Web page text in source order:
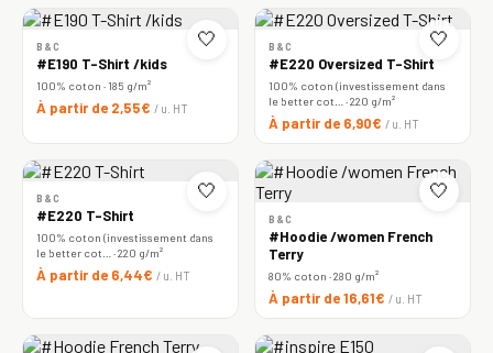
🤍
B&C
#E190 T-Shirt /kids
100% coton · 185 g/m²
À partir de 2,55€ / u. HT
🤍
B&C
#E220 Oversized T-Shirt
100% coton (investissement dans
le better cot… · 220 g/m²
À partir de 6,90€ / u. HT
🤍
B&C
#E220 T-Shirt
100% coton (investissement dans
le better cot… · 220 g/m²
À partir de 6,44€ / u. HT
🤍
B&C
#Hoodie /women French
Terry
80% coton · 280 g/m²
À partir de 16,61€ / u. HT